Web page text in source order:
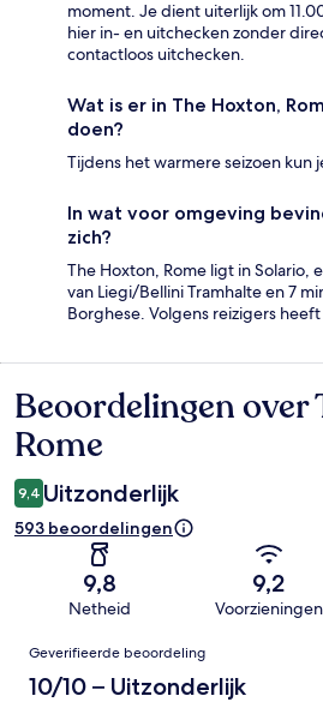
moment. Je dient uiterlijk om
hier in- en uitchecken zonder
contactloos uitchecken.
Wat is er in The Hoxton,
doen?
Tijdens het warmere seizoen kun
In wat voor omgeving
zich?
The Hoxton, Rome ligt in Solario,
van Liegi/Bellini Tramhalte en 7
Borghese. Volgens reizigers
Beoordelingen
Beoordelingen over
Rome
9,4 Uitzonderlijk
593 beoordelingen
9,8
Netheid
9,2
Voorzieningen
Beoordelingen
Geverifieerde beoordeling
10/10 – Uitzonderlijk